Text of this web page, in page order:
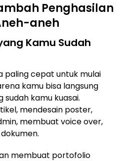
Penghasilan
aneh
Kamu Sudah
paling cepat untuk mulai
kamu bisa langsung
sudah kamu kuasai.
mendesain poster,
membuat voice over,
membuat portofolio